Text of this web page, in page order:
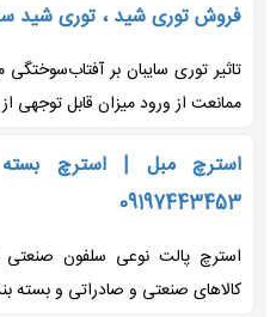
فروش توری شید ، توری شید
تاثیر توری سایبان بر
ممانعت از ورود میزان قابل توجهی
استرچ مبل | استرچ
09197443453
استرچ پالت نوعی سلفون
کالاهای صنعتی و صادراتی و بسته